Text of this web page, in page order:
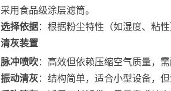
采用食品级涂层滤筒。
选择依据：根据粉尘特性（如湿度、粘
清灰装置
脉冲喷吹：高效但依赖压缩空气质量，
振动清灰：结构简单，适合小型设备，但